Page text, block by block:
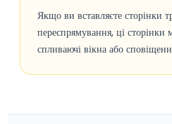
Якщо ви вставляєте сторінки
переспрямування, ці сторінки
спливаючі вікна або